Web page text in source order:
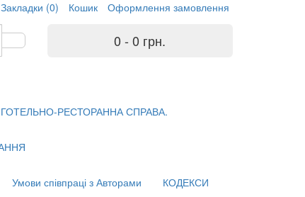
Закладки (0) Кошик Оформлення замовлення
0 - 0 грн.
РЕСТОРАННА СПРАВА.
Умови співпраці з Авторами КОДЕКСИ